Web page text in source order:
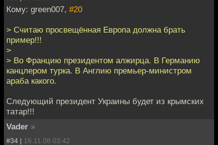
Кому: green007, #20
> Считаю просвещённая Европа должна брать
пример!!!
>
> Во Францию президентом алжирца. В Германию
канцлером турка. В Англию премьер-министром
араба какого.
Следующий президент Украины будет из крымских
татар!!!
Vader »
#34 | 16.11.08 03:42